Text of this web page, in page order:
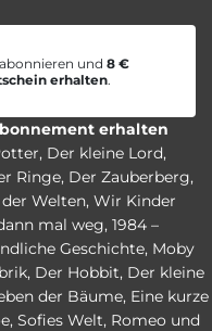
und 8 €
erhalten.
erhalten
, Der kleine Lord,
Ringe, Der Zauberberg,
Welten, Wir Kinder
mal weg, 1984 –
Geschichte, Moby
, Der Hobbit, Der kleine
der Bäume, Eine kurze
, Sofies Welt, Romeo und